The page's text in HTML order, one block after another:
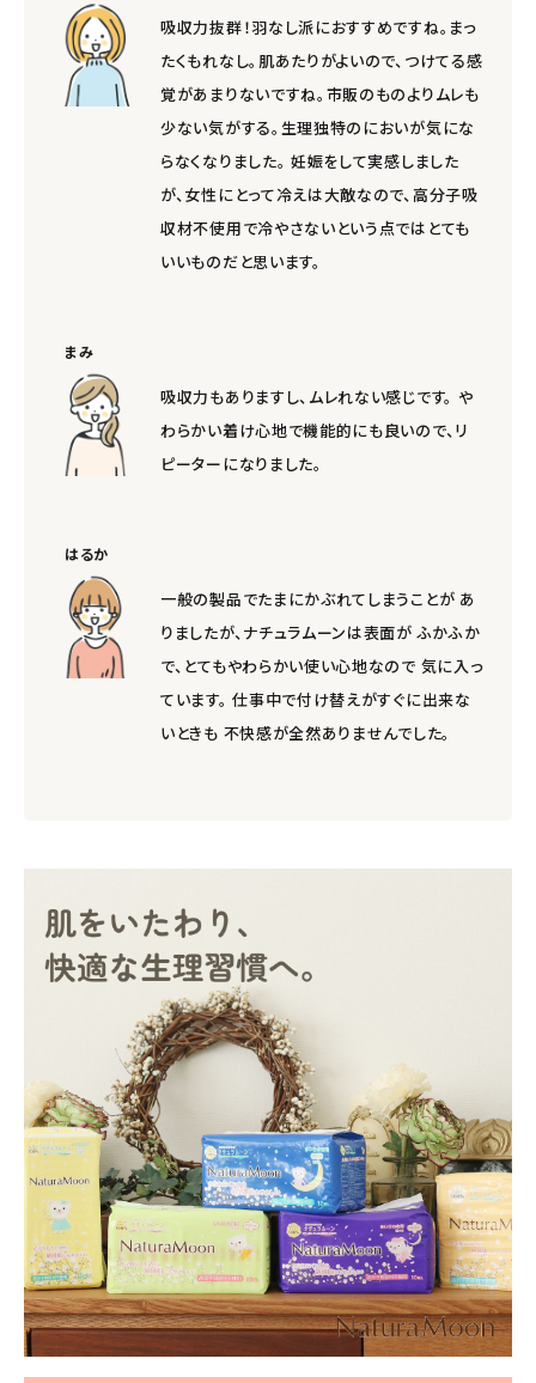
ご利用ガイド等
アカウント情報
person 会員登録
吸収力抜群！羽なし派におすすめですね。まっ
たくもれなし。肌あたりがよいので、つけてる感
覚があまりないですね。市販のものよりムレも
少ない気がする。生理独特のにおいが気にな
らなくなりました。 妊娠をして実感しました
が、女性にとって冷えは大敵なので、高分子吸
収材不使用で冷やさないという点ではとても
いいものだと思います。
まみ
吸収力もありますし、ムレれない感じです。 や
わらかい着け心地で機能的にも良いので、リ
ピーターになりました。
はるか
一般の製品でたまにかぶれてしまうことが あ
りましたが、ナチュラムーンは表面が ふかふか
で、とてもやわらかい使い心地なので 気に入っ
ています。 仕事中で付け替えがすぐに出来な
いときも 不快感が全然ありませんでした。